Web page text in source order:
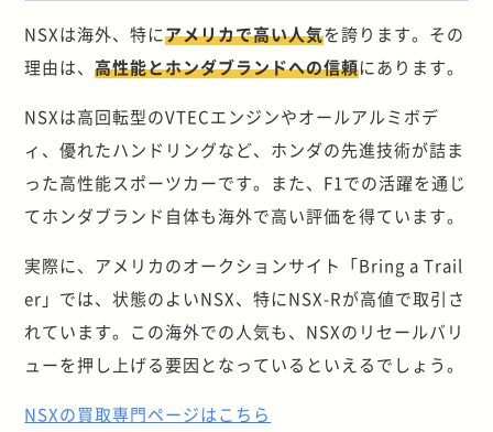
NSXは海外、特にアメリカで高い人気を誇ります。その
理由は、高性能とホンダブランドへの信頼にあります。
NSXは高回転型のVTECエンジンやオールアルミボデ
ィ、優れたハンドリングなど、ホンダの先進技術が詰ま
った高性能スポーツカーです。また、F1での活躍を通じ
てホンダブランド自体も海外で高い評価を得ています。
実際に、アメリカのオークションサイト「Bring a Trail
er」では、状態のよいNSX、特にNSX-Rが高値で取引さ
れています。この海外での人気も、NSXのリセールバリ
ューを押し上げる要因となっているといえるでしょう。
NSXの買取専門ページはこちら